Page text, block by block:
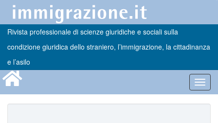
Rivista professionale di scienze giuridiche e sociali sulla
condizione giuridica dello straniero, l’immigrazione, la cittadinanza
e l’asilo